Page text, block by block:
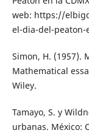
web: https://
el-dia-del-peaton-
Simon, H. (1957).
Mathematical
Wiley.
Tamayo, S. y
urbanas. México: